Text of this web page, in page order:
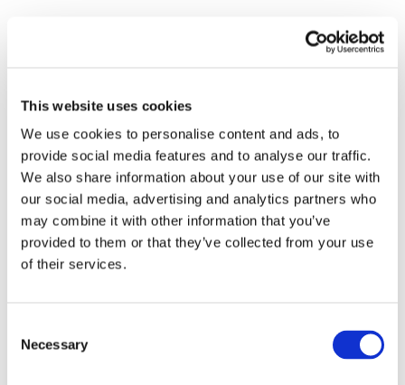
This website uses cookies
We use cookies to personalise content and ads, to
provide social media features and to analyse our traffic.
We also share information about your use of our site with
our social media, advertising and analytics partners who
may combine it with other information that you’ve
provided to them or that they’ve collected from your use
of their services.
Selection
Necessary